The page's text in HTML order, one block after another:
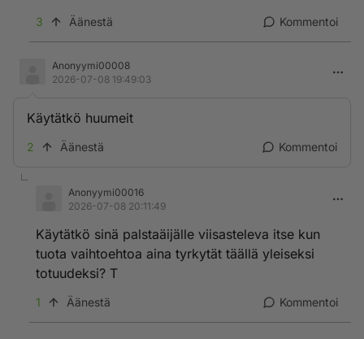
3 Äänestä Kommentoi
Anonyymi00008
2026-07-08 19:49:03
Käytätkö huumeit
2 Äänestä Kommentoi
Anonyymi00016
2026-07-08 20:11:49
Käytätkö sinä palstaäijälle viisasteleva itse kun
tuota vaihtoehtoa aina tyrkytät täällä yleiseksi
totuudeksi? T
1 Äänestä Kommentoi